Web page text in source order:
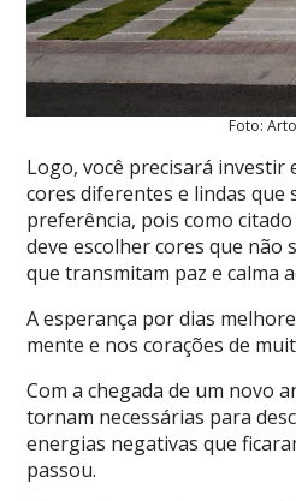
Foto:
Logo, você precisará investir
cores diferentes e lindas que
preferência, pois como
deve escolher cores que não
que transmitam paz e calma
A esperança por dias
mente e nos corações de
Com a chegada de um novo
tornam necessárias para
energias negativas que
passou.